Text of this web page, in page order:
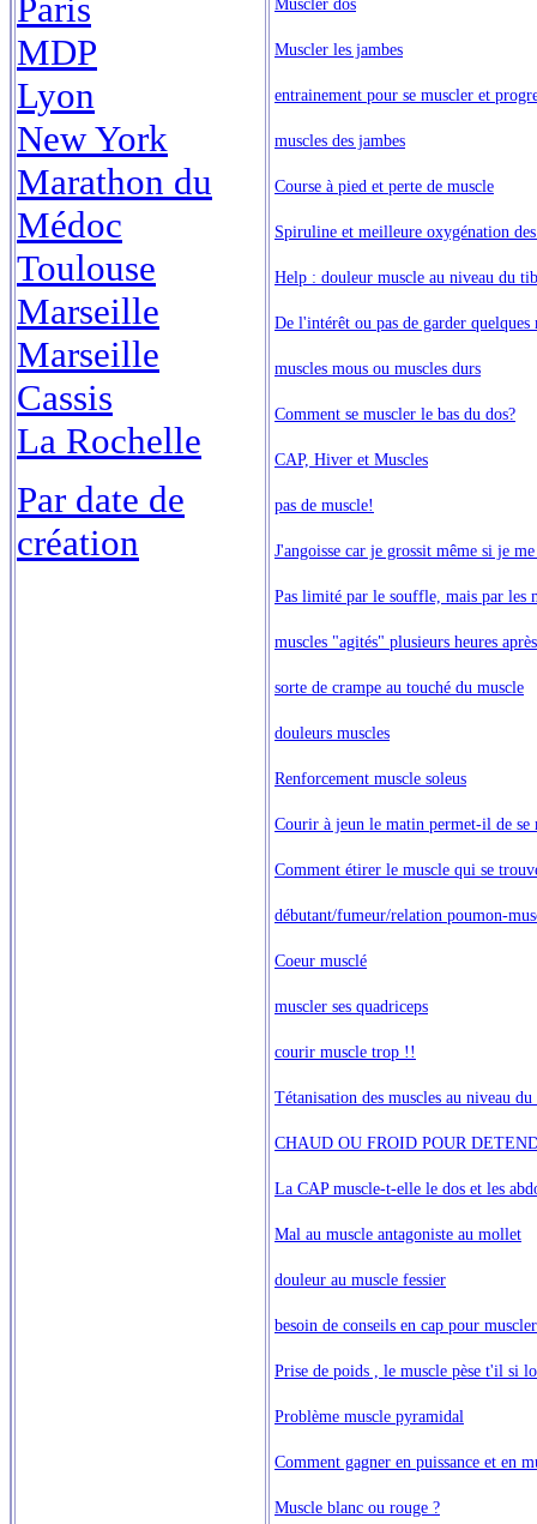
Paris
MDP
Lyon
New York
Marathon du
Médoc
Toulouse
Marseille
Marseille
Cassis
La Rochelle
Par date de
création
Muscler les jambes
entrainement pour se muscler et
muscles des jambes
Course à pied et perte de muscle
Spiruline et meilleure oxygénation
Help : douleur muscle au niveau du
De l'intérêt ou pas de garder quelques
muscles mous ou muscles durs
Comment se muscler le bas du dos?
CAP, Hiver et Muscles
pas de muscle!
J'angoisse car je grossit même si je
Pas limité par le souffle, mais par les
muscles "agités" plusieurs heures
sorte de crampe au touché du muscle
douleurs muscles
Renforcement muscle soleus
Courir à jeun le matin permet-il de se
Comment étirer le muscle qui se
débutant/fumeur/relation poumon-
Coeur musclé
muscler ses quadriceps
courir muscle trop !!
Tétanisation des muscles au niveau
CHAUD OU FROID POUR
La CAP muscle-t-elle le dos et les
Mal au muscle antagoniste au mollet
douleur au muscle fessier
besoin de conseils en cap pour
Prise de poids , le muscle pèse t'il si
Problème muscle pyramidal
Comment gagner en puissance et en
Muscle blanc ou rouge ?